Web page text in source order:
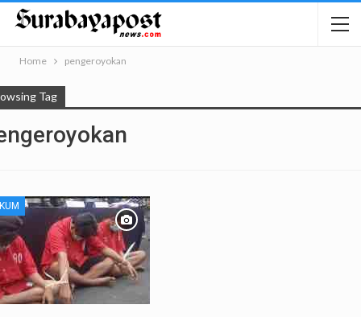
Home pengeroyokan
Tag